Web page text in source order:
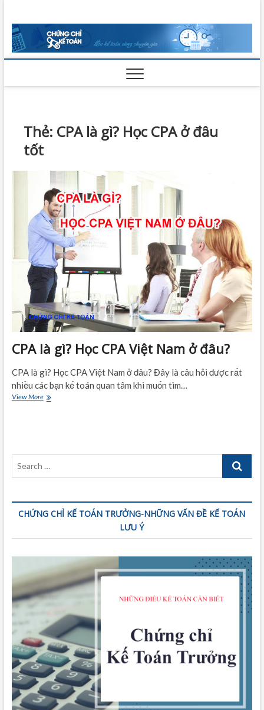
content
Chứng Chỉ
Kế Toán
Thẻ: CPA là gì? Học CPA ở đâu
tốt
CPA là gì? Học CPA Việt Nam ở đâu?
CPA là gì? Học CPA Việt Nam ở đâu? Đây là câu hỏi được rất
nhiều các bạn kế toán quan tâm khi muốn tìm…
View MoreCPA
ở
đâu?
Search
CHỨNG CHỈ KẾ TOÁN TRƯỞNG-NHỮNG VẤN ĐỀ KẾ TOÁN
LƯU Ý